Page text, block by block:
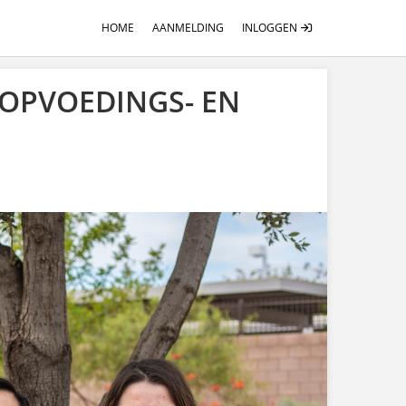
HOME AANMELDING INLOGGEN
EN